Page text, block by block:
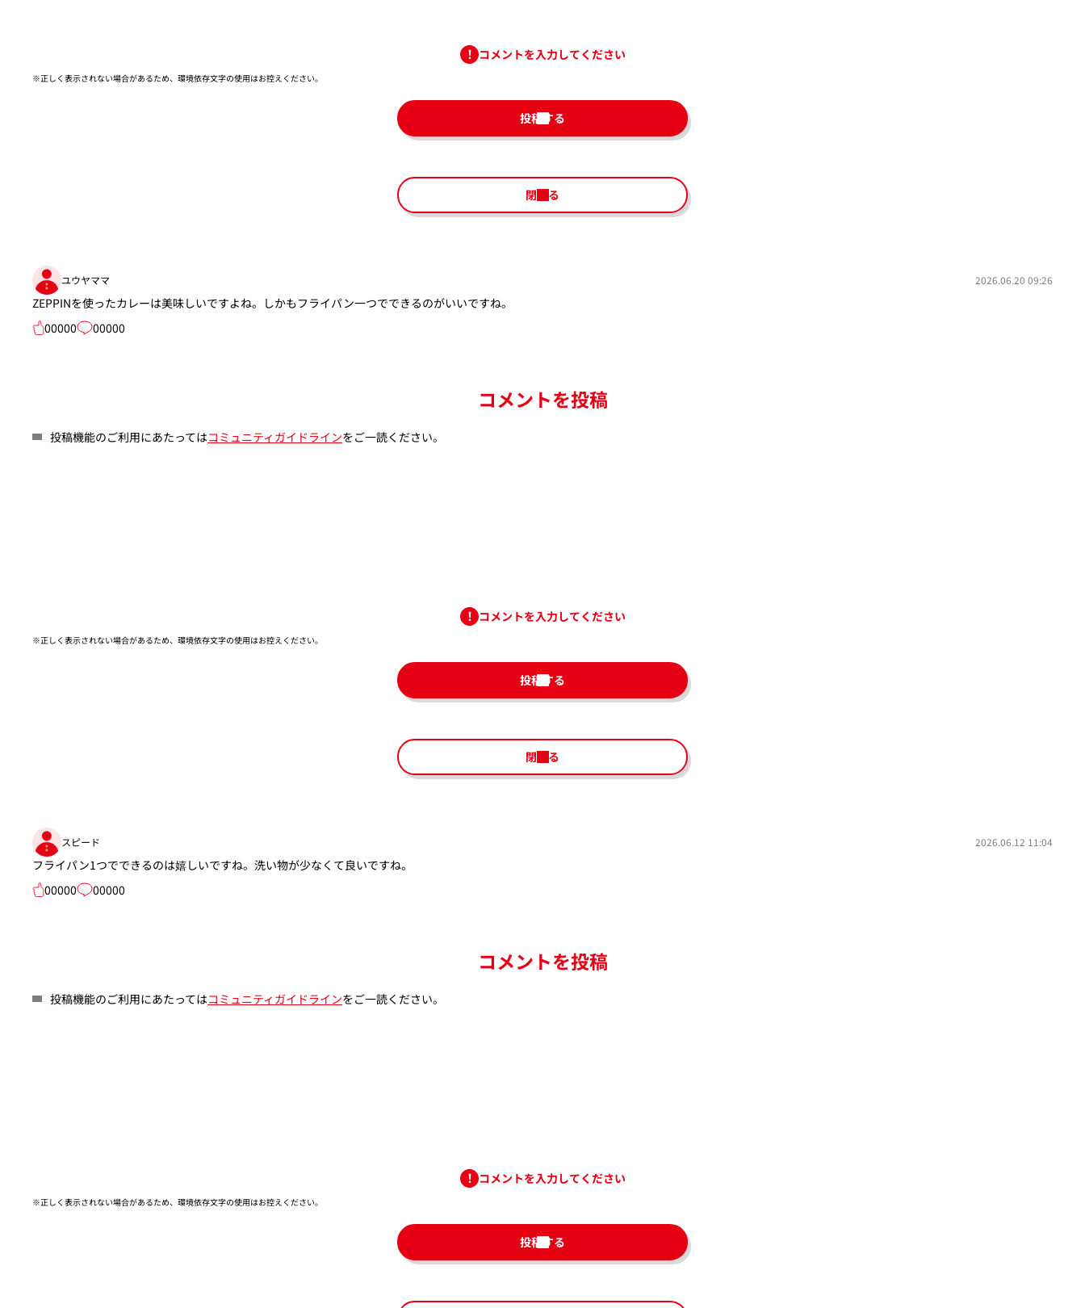
コメントを入力してください
※正しく表示されない場合があるため、環境依存文字の使用はお控えください。​
投稿する
閉じる
ユウヤママ 2026.06.20 09:26
ZEPPINを使ったカレーは美味しいですよね。しかもフライパン一つでできるのがいいですね。
00000
00000
コメントを投稿
投稿機能のご利用にあたってはコミュニティガイドラインをご一読ください。
コメントを入力してください
※正しく表示されない場合があるため、環境依存文字の使用はお控えください。​
投稿する
閉じる
スピード 2026.06.12 11:04
フライパン1つでできるのは嬉しいですね。洗い物が少なくて良いですね。
00000
00000
コメントを投稿
投稿機能のご利用にあたってはコミュニティガイドラインをご一読ください。
コメントを入力してください
※正しく表示されない場合があるため、環境依存文字の使用はお控えください。​
投稿する